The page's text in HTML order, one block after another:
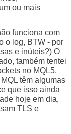
ou mais
funciona com
o log, BTW - por
e inúteis?) O
também tentei
no MQL5,
têm algumas
que isso ainda
hoje em dia,
TLS e